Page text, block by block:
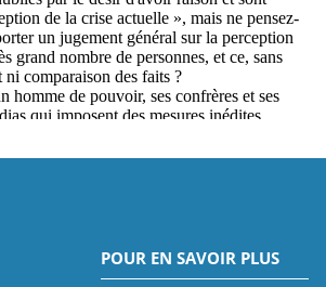
POUR EN SAVOIR PLUS